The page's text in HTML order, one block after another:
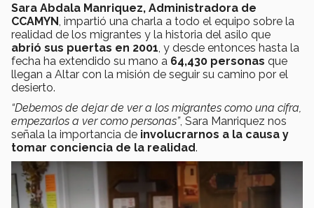
Sara Abdala Manriquez, Administradora de
CCAMYN, impartió una charla a todo el equipo sobre la
realidad de los migrantes y la historia del asilo que
abrió sus puertas en 2001, y desde entonces hasta la
fecha ha extendido su mano a 64,430 personas que
llegan a Altar con la misión de seguir su camino por el
desierto.
“Debemos de dejar de ver a los migrantes como una cifra,
empezarlos a ver como personas”, Sara Manriquez nos
señala la importancia de involucrarnos a la causa y
tomar conciencia de la realidad.